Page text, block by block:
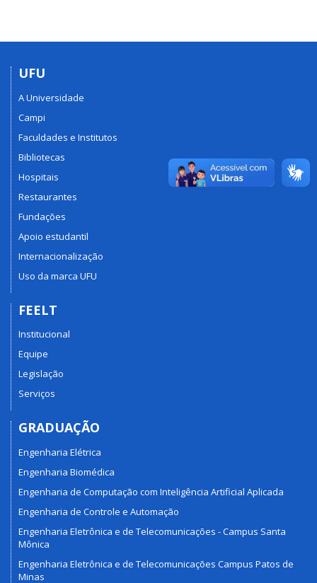
UFU
A Universidade
Campi
Faculdades e Institutos
Bibliotecas
Hospitais
Restaurantes
Fundações
Apoio estudantil
Internacionalização
Uso da marca UFU
FEELT
Institucional
Equipe
Legislação
Serviços
GRADUAÇÃO
Engenharia Elétrica
Engenharia Biomédica
Engenharia de Computação com Inteligência Artificial Aplicada
Engenharia de Controle e Automação
Engenharia Eletrônica e de Telecomunicações - Campus Santa
Mônica
Engenharia Eletrônica e de Telecomunicações Campus Patos de
Minas